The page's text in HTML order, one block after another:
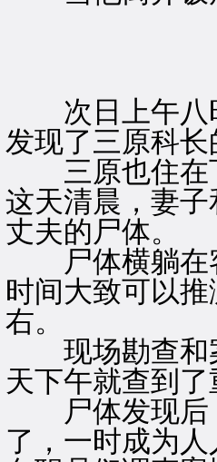
次日上午八时
发现了三原科
三原也住在下
这天清晨，妻
丈夫的尸体。
尸体横躺在客
时间大致可以
右。
现场勘查和案
天下午就查到了
尸体发现后，
了，一时成为